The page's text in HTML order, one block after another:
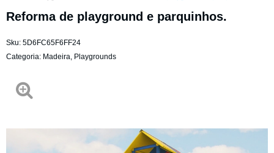
Reforma de playground e parquinhos.
Sku: 5D6FC65F6FF24
Categoria: Madeira, Playgrounds